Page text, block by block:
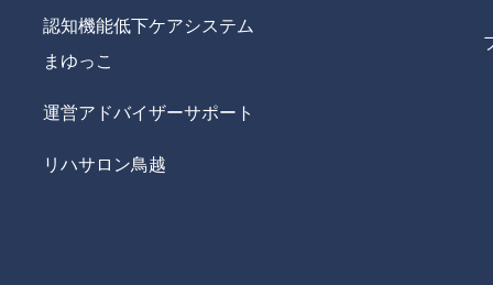
認知機能低下ケアシステム
まゆっこ
運営アドバイザーサポート
リハサロン鳥越